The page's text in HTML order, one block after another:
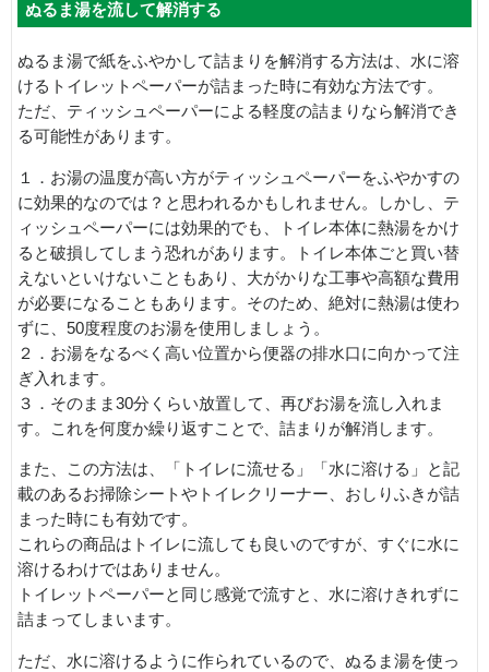
ぬるま湯を流して解消する
ぬるま湯で紙をふやかして詰まりを解消する方法は、水に溶
けるトイレットペーパーが詰まった時に有効な方法です。
ただ、ティッシュペーパーによる軽度の詰まりなら解消でき
る可能性があります。
１．お湯の温度が高い方がティッシュペーパーをふやかすの
に効果的なのでは？と思われるかもしれません。しかし、テ
ィッシュペーパーには効果的でも、トイレ本体に熱湯をかけ
ると破損してしまう恐れがあります。トイレ本体ごと買い替
えないといけないこともあり、大がかりな工事や高額な費用
が必要になることもあります。そのため、絶対に熱湯は使わ
ずに、50度程度のお湯を使用しましょう。
２．お湯をなるべく高い位置から便器の排水口に向かって注
ぎ入れます。
３．そのまま30分くらい放置して、再びお湯を流し入れま
す。これを何度か繰り返すことで、詰まりが解消します。
また、この方法は、「トイレに流せる」「水に溶ける」と記
載のあるお掃除シートやトイレクリーナー、おしりふきが詰
まった時にも有効です。
これらの商品はトイレに流しても良いのですが、すぐに水に
溶けるわけではありません。
トイレットペーパーと同じ感覚で流すと、水に溶けきれずに
詰まってしまいます。
ただ、水に溶けるように作られているので、ぬるま湯を使っ